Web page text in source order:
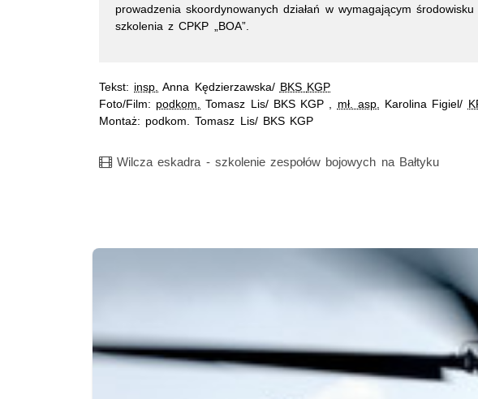
prowadzenia skoordynowanych działań w wymagającym
szkolenia z CPKP „BOA”.
Tekst: insp. Anna Kędzierzawska/ BKS KGP
Foto/Film: podkom. Tomasz Lis/ BKS KGP , mł. asp. Karolina Figiel/
Montaż: podkom. Tomasz Lis/ BKS KGP
Film
Wilcza eskadra - szkolenie zespołów bojowych na Bałtyku